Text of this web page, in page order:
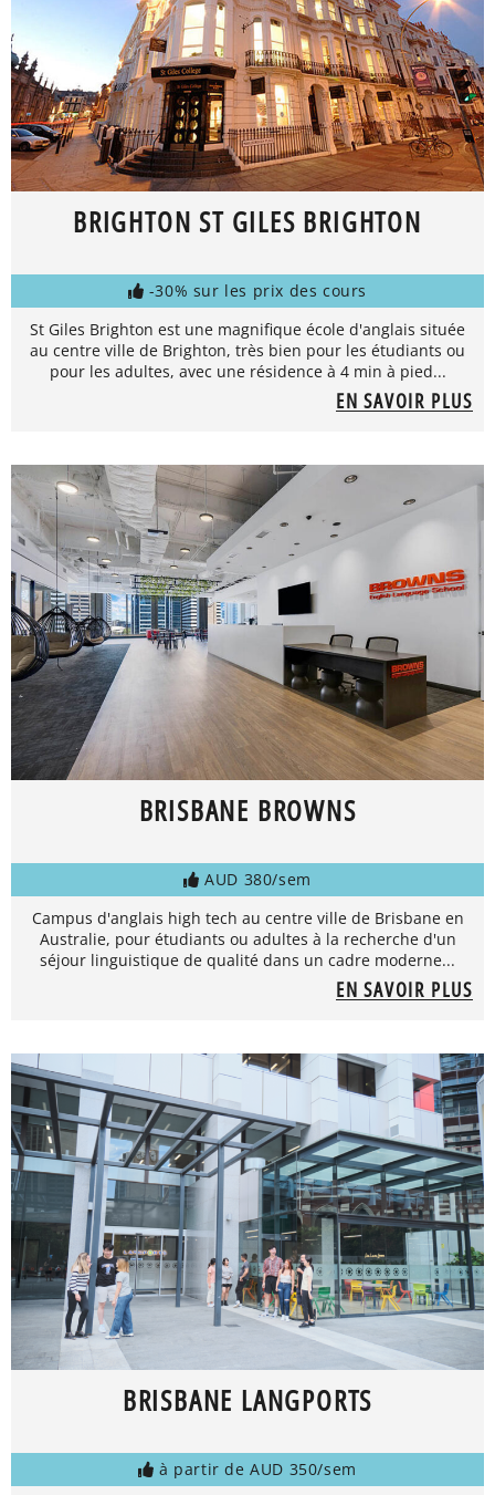
BRIGHTON ST GILES BRIGHTON
-30% sur les prix des cours
St Giles Brighton est une magnifique école d'anglais située
au centre ville de Brighton, très bien pour les étudiants ou
pour les adultes, avec une résidence à 4 min à pied...
EN SAVOIR PLUS
BRISBANE BROWNS
AUD 380/sem
Campus d'anglais high tech au centre ville de Brisbane en
Australie, pour étudiants ou adultes à la recherche d'un
séjour linguistique de qualité dans un cadre moderne...
EN SAVOIR PLUS
BRISBANE LANGPORTS
à partir de AUD 350/sem